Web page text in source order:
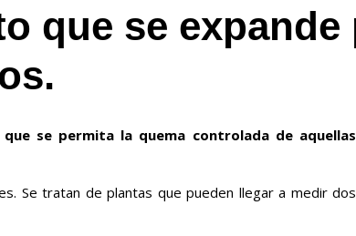
que se
se permita la quema controlada de aquellas
Se tratan de plantas que pueden llegar a medir dos